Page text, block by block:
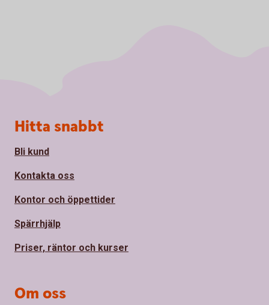
Sidfot
Hitta snabbt
Bli kund
Kontakta oss
Kontor och öppettider
Spärrhjälp
Priser, räntor och kurser
Om oss